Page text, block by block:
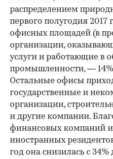
распределением
первого полугодия 2017
офисных площадей (в
организации,
услуги и работающие в
промышленности, — 14%
Остальные офисы
государственные и
организации,
и другие компании.
финансовых компаний
иностранных
год она снизилась с